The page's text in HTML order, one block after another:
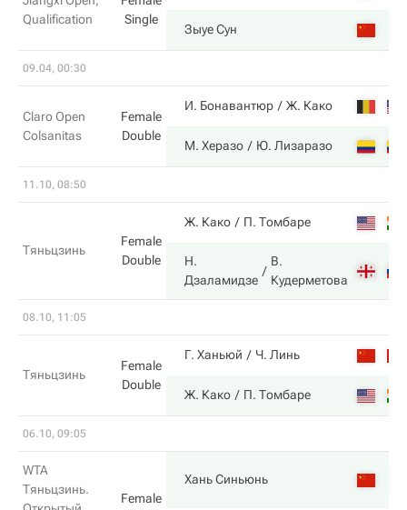
Qualification
Single
Зыуе Сун
09.04, 00:30
Claro Open
Colsanitas
Female
Double
И. Бонавантюр Ж. Како
М. Херазо Ю. Лизаразо
11.10, 08:50
Тяньцзинь
Female
Double
Ж. Како П. Томбаре
Н.
Дзаламидзе
В.
Кудерметова
08.10, 11:05
Тяньцзинь
Female
Double
Г. Ханьюй Ч. Линь
Ж. Како П. Томбаре
06.10, 09:05
WTA
Тяньцзинь.
Female
Хань Синьюнь